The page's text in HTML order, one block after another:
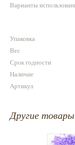
Варианты
Упаковка
Вес
Срок годности
Наличие
Артикул
Другие